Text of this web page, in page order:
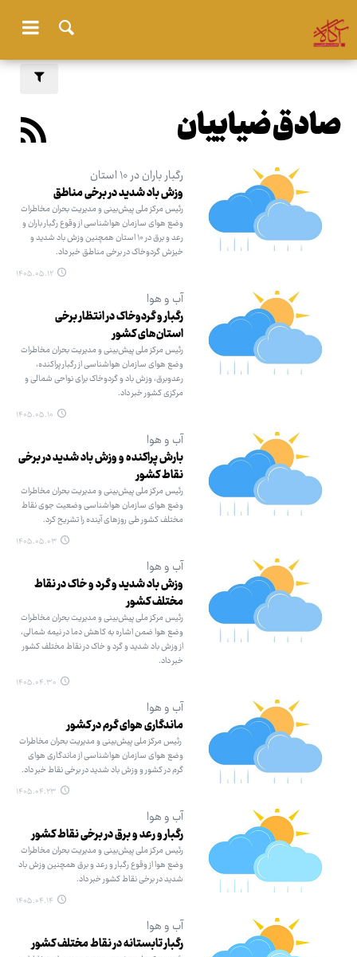
صادق ضیاییان
رگبار باران در ۱۰ استان
وزش باد شدید در برخی مناطق
رئیس مرکز ملی پیش‌بینی و مدیریت بحران مخاطرات
وضع هوای سازمان هواشناسی از وقوع رگبار باران و
رعد و برق در ۱۰ استان همچنین وزش باد شدید و
خیزش گردوخاک در برخی مناطق خبر داد.
۱۴۰۵.۰۵.۱۲
آب و هوا
رگبار و گردوخاک در انتظار برخی
استان‌های کشور
رئیس مرکز ملی پیش‌بینی و مدیریت بحران مخاطرات
وضع هوای سازمان هواشناسی از رگبار پراکنده،
رعدوبرق، وزش باد و گردوخاک برای نواحی شمالی و
مرکزی کشور خبر داد.
۱۴۰۵.۰۵.۱۰
آب و هوا
بارش پراکنده و وزش باد شدید در برخی
نقاط کشور
رئیس مرکز ملی پیش‌بینی و مدیریت بحران مخاطرات
وضع هوای سازمان هواشناسی وضعیت جوی نقاط
مختلف کشور طی روزهای آینده را تشریح کرد.
۱۴۰۵.۰۵.۰۳
آب و هوا
وزش باد شدید و گرد و خاک در نقاط
مختلف کشور
رئیس مرکز ملی پیش‌بینی و مدیریت بحران مخاطرات
وضع هوا ضمن اشاره به کاهش دما در نیمه شمالی،
از وزش باد شدید و گرد و خاک در نقاط مختلف کشور
خبر داد.
۱۴۰۵.۰۴.۳۰
آب و هوا
ماندگاری هوای گرم در کشور
رئیس مرکز ملی پیش‌بینی و مدیریت بحران مخاطرات
وضع هوای سازمان هواشناسی از ماندگاری هوای
گرم در کشور و وزش باد شدید در برخی نقاط خبر داد.
۱۴۰۵.۰۴.۲۳
آب و هوا
رگبار و رعد و برق در برخی نقاط کشور
رئیس مرکز ملی پیش‌بینی و مدیریت بحران مخاطرات
وضع هوا از وقوع رگبار و رعد و برق همچنین وزش باد
شدید در برخی نقاط کشور خبر داد.
۱۴۰۵.۰۴.۱۴
آب و هوا
رگبار تابستانه در نقاط مختلف کشور